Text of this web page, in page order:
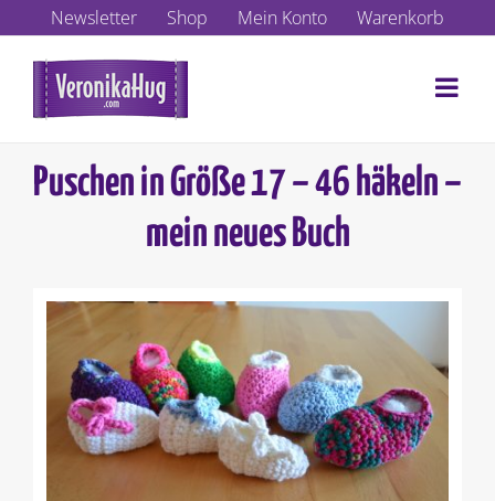
Inhalt
springen
Newsletter Shop Mein Konto Warenkorb
Puschen in Größe 17 – 46 häkeln –
mein neues Buch
Zeige
grösseres
Bild